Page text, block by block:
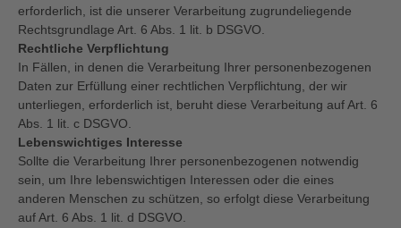
erforderlich, ist die unserer Verarbeitung zugrundeliegende
Rechtsgrundlage Art. 6 Abs. 1 lit. b DSGVO.
Rechtliche Verpflichtung
In Fällen, in denen die Verarbeitung Ihrer personenbezogenen
Daten zur Erfüllung einer rechtlichen Verpflichtung, der wir
unterliegen, erforderlich ist, beruht diese Verarbeitung auf Art. 6
Abs. 1 lit. c DSGVO.
Lebenswichtiges Interesse
Sollte die Verarbeitung Ihrer personenbezogenen notwendig
sein, um Ihre lebenswichtigen Interessen oder die eines
anderen Menschen zu schützen, so erfolgt diese Verarbeitung
auf Art. 6 Abs. 1 lit. d DSGVO.